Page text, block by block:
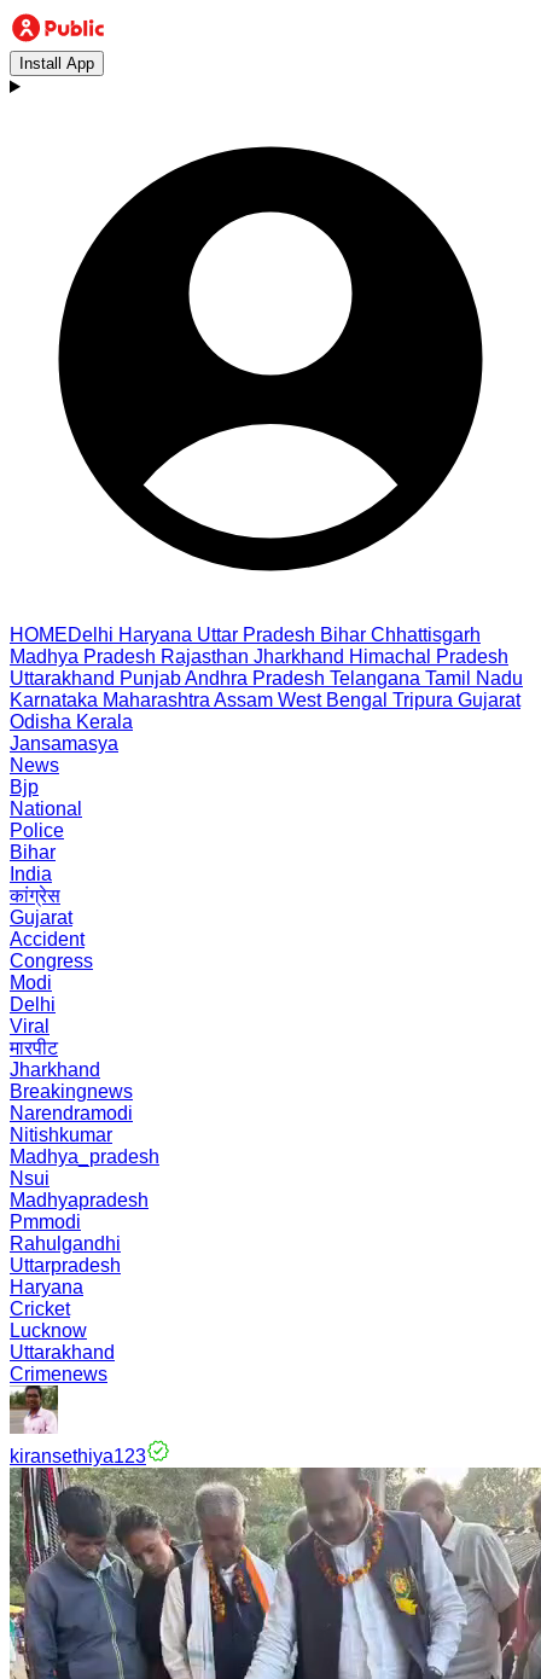
Install App
HOMEDelhi Haryana Uttar Pradesh Bihar Chhattisgarh
Madhya Pradesh Rajasthan Jharkhand Himachal Pradesh
Uttarakhand PunjabAndhra Pradesh Telangana Tamil Nadu
Karnataka Maharashtra Assam West Bengal Tripura Gujarat
Odisha Kerala
Jansamasya
News
Bjp
National
Police
Bihar
India
कांग्रेस
Gujarat
Accident
Congress
Modi
Delhi
Viral
मारपीट
Jharkhand
Breakingnews
Narendramodi
Nitishkumar
Madhya_pradesh
Nsui
Madhyapradesh
Pmmodi
Rahulgandhi
Uttarpradesh
Haryana
Cricket
Lucknow
Uttarakhand
Crimenews
kiransethiya123